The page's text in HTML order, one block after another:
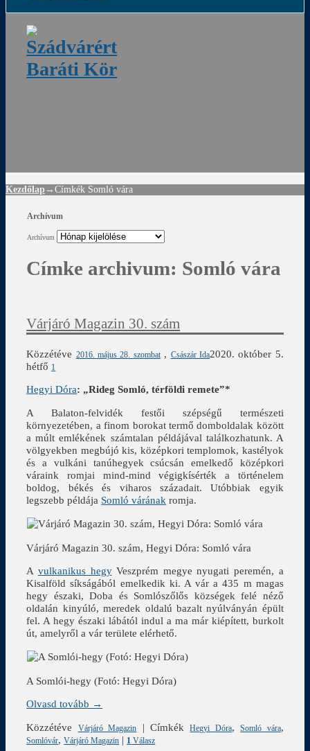
Kezdőlap →Címkék Somló vára
Archívum
Archívum
Címke archivum: Somló vára
Várjáró Magazin 30. szám
Közzétéve 2016. május 28. szombat , Császár Ida2020. október 5.
hétfő 1
Hegyi Dóra: „Rideg Somló, térföldi remete”*
A Balaton-felvidék festői szépségű természeti
környezetében, a finom borokat termő domboldalak között
a múlt emlékének számtalan példájával találkozhatunk. A
völgyekben megbújó kis, középkori templomok, kastélyok
és a vulkáni tanúhegyek csúcsán emelkedő középkori
váraink romjai mind-mind végigkísérték a történelem
boldog, békés és viharos századait. Utóbbiak egyik
legszebb példája Somló várának romja.
Várjáró Magazin 30. szám, Hegyi Dóra: Somló vára
A vulkanikus hegyVeszprém megye nyugati peremén, a
Kisalföld síkságából emelkedik ki. A vár a 435 m magas
hegy északi, Doba és Somlószőlős községek felé néző
oldalán kinyúló, meredek oldalú bazalt nyúlványán épült
fel. A hegy északi lábától indul a ma már kiépített, burkolt
út, amelyről a vár területe elérhető.
A Somlói-hegy (Fotó: Hegyi Dóra)
Olvasd tovább →
Közzétéve
Várjáró Magazin |Címkék Hegyi Dóra,Somló vára,
Somlóvár,Várjáró Magazin | 1 Válasz